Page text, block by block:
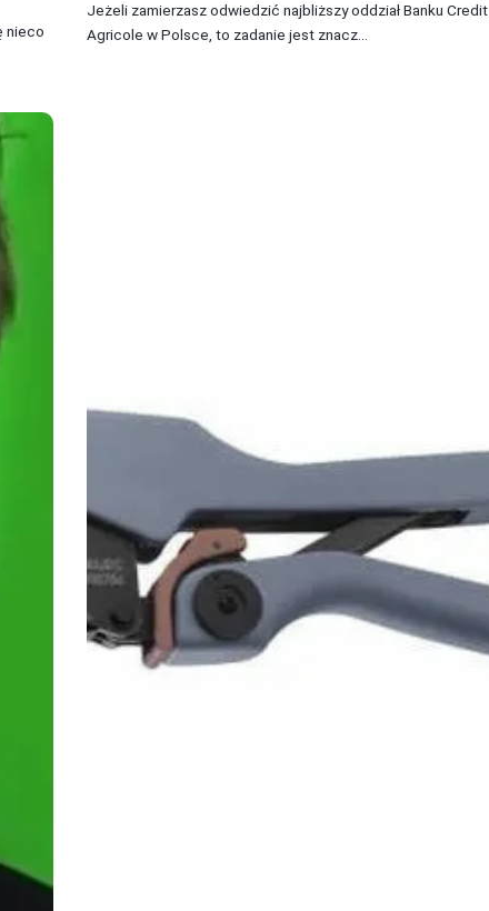
nieco
Jeżeli zamierzasz odwiedzić najbliższy oddział Banku Credit
Agricole w Polsce, to zadanie jest znacz...